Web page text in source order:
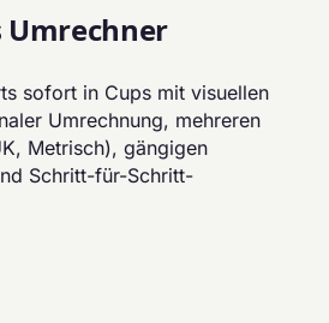
Umrechner
sofort in Cups mit visuellen
Umrechnung, mehreren
Metrisch), gängigen
Schritt-für-Schritt-